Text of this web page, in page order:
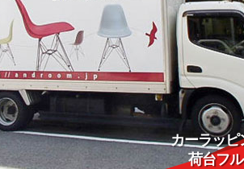
カーラッピ
荷台フ